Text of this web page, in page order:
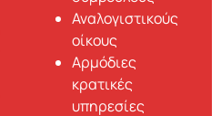
Αναλογιστικούς
οίκους
Αρμόδιες
κρατικές
υπηρεσίες